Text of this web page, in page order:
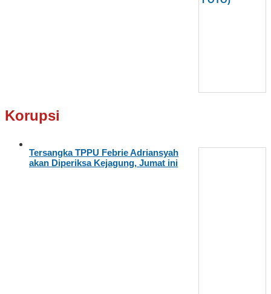
Korupsi
Tersangka TPPU Febrie Adriansyah
akan Diperiksa Kejagung, Jumat ini